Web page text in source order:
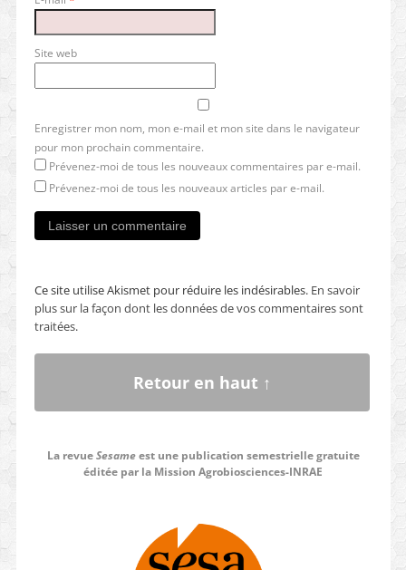
Site web
Enregistrer mon nom, mon e-mail et mon site dans le navigateur
pour mon prochain commentaire.
Prévenez-moi de tous les nouveaux commentaires par e-mail.
Prévenez-moi de tous les nouveaux articles par e-mail.
Ce site utilise Akismet pour réduire les indésirables. En savoir
plus sur la façon dont les données de vos commentaires sont
traitées.
Retour en haut ↑
La revueSesameest une publication semestrielle gratuite
éditée par la Mission Agrobiosciences-INRAE